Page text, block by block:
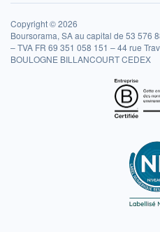
Copyright © 2026
Boursorama, SA au capital de 53 576
– TVA FR 69 351 058 151 – 44 rue
BOULOGNE BILLANCOURT CEDEX